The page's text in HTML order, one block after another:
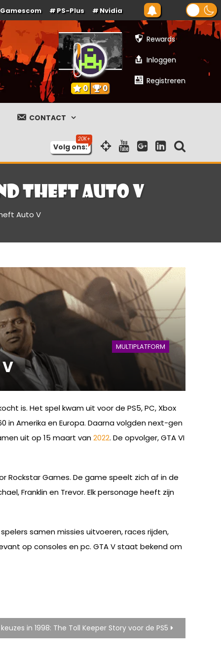
Gamescom PS-Plus Nvidia
Rewards
Inloggen
Registreren
0 0
CONTACT
Volg ons:
Theft Auto V
Auto V
MULTIPLATFORM
is. Het spel kwam uit voor de PS5, PC, Xbox
in Amerika en Europa. Daarna volgden next-gen
uit op 15 maart van2022. De opvolger, GTA VI
Rockstar Games. De game speelt zich af in de
Franklin en Trevor. Elk personage heeft zijn
samen missies uitvoeren, races rijden,
op consoles en pc. GTA V staat bekend om
in 1998: The Toll Keeper Story voor de PS5